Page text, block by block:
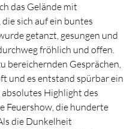
das Gelände mit
sich auf ein buntes
getanzt, gesungen und
fröhlich und offen.
bereichernden Gesprächen,
und es entstand spürbar ein
Highlight des
Feuershow, die hunderte
die Dunkelheit